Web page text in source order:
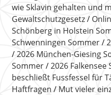
wie Sklavin gehalten und
Gewaltschutzgesetz
Schönberg in Holstein
Schwenningen Sommer
2026 München-Giesing
Sommer
2026 Falkensee
beschließt Fussfessel für
Haftfragen
Mut vieler